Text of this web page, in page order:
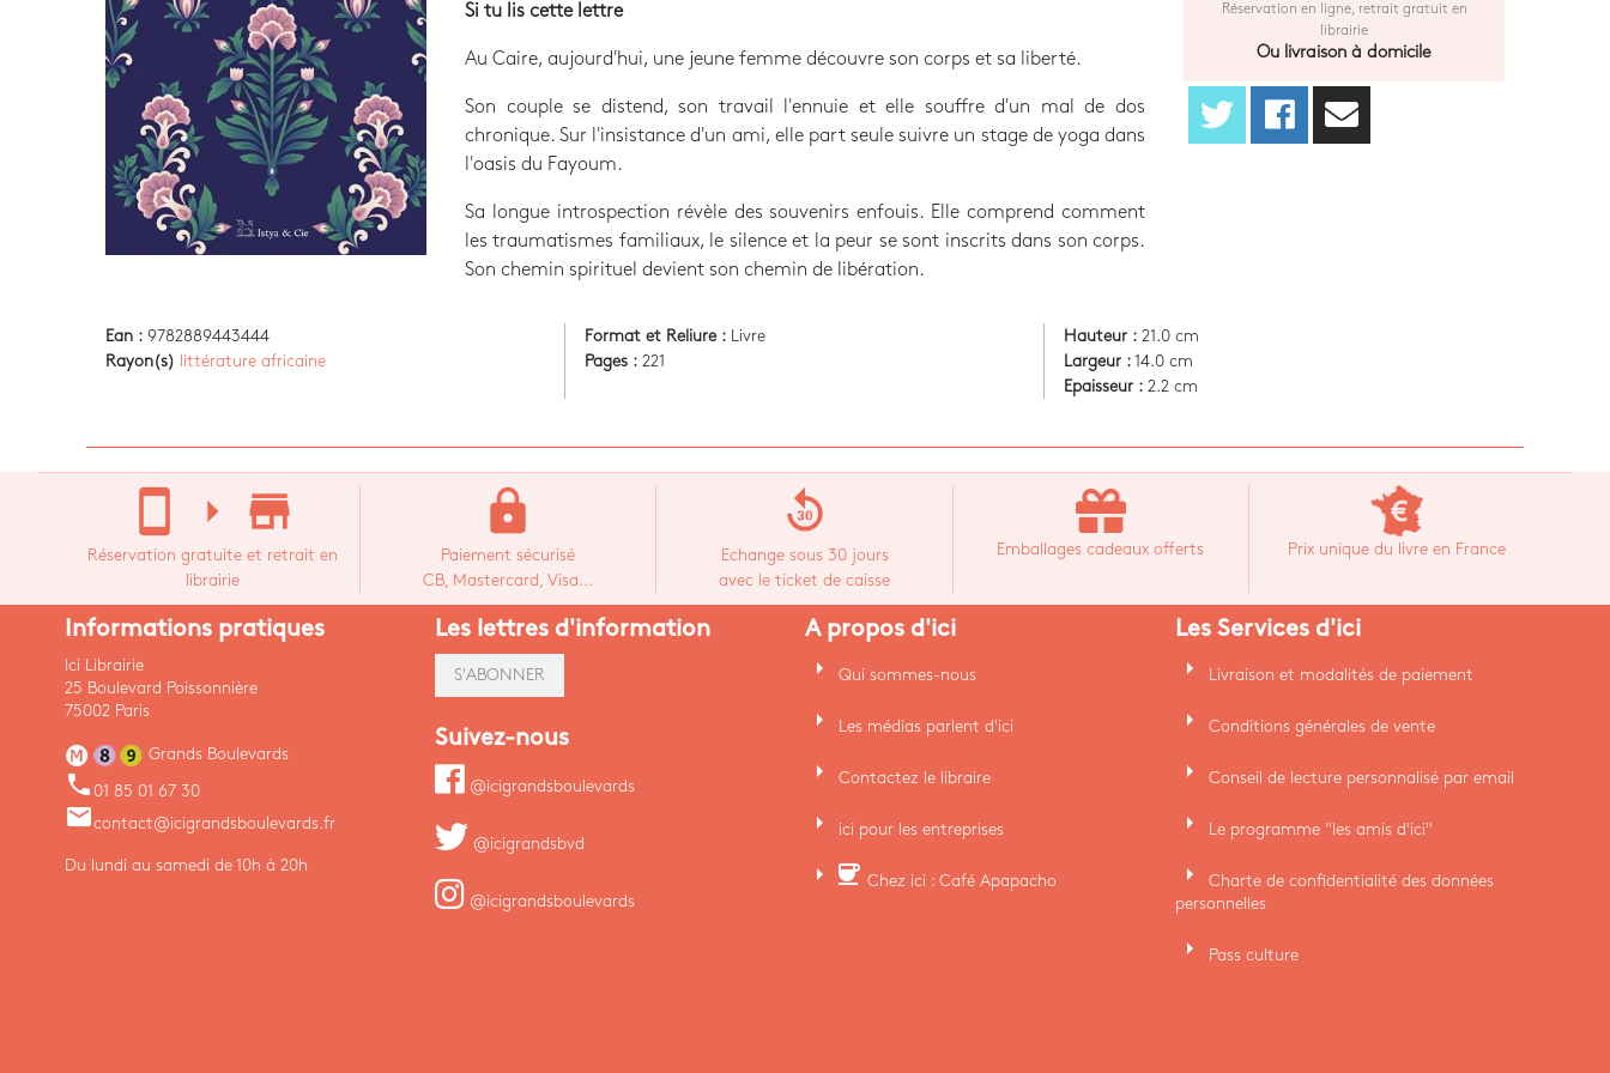
Si tu lis cette lettre
Au Caire, aujourd'hui, une jeune femme découvre son corps et sa liberté.
Son couple se distend, son travail l'ennuie et elle souffre d'un mal de dos
chronique. Sur l'insistance d'un ami, elle part seule suivre un stage de yoga dans
l'oasis du Fayoum.
Sa longue introspection révèle des souvenirs enfouis. Elle comprend comment
les traumatismes familiaux, le silence et la peur se sont inscrits dans son corps.
Son chemin spirituel devient son chemin de libération.
Réservation en ligne, retrait gratuit en
librairie
Ou livraison à domicile
Ean : 9782889443444
Rayon(s)
littérature africaine
Format et Reliure :
Livre
Pages : 221
Hauteur : 21.0 cm
Largeur : 14.0 cm
Epaisseur : 2.2 cm
stay_current_portrait arrow_right store_mall_directory
Réservation gratuite et retrait en
librairie
lock
Paiement sécurisé
CB, Mastercard, Visa...
replay_30
Echange sous 30 jours
avec le ticket de caisse
Emballages cadeaux offerts Prix unique du livre en France
Informations pratiques
Ici Librairie
25 Boulevard Poissonnière
75002 Paris
Grands Boulevards
phone 01 85 01 67 30
emailcontact@icigrandsboulevards.fr
Du lundi au samedi de 10h à 20h
Les lettres d'information
S'ABONNER
Suivez-nous
@icigrandsboulevards
@icigrandsbvd
@icigrandsboulevards
A propos d'ici
arrow_right Qui sommes-nous
arrow_right Les médias parlent d'ici
arrow_right Contactez le libraire
arrow_right ici pour les entreprises
arrow_right coffee Chez ici : Café Apapacho
Les Services d'ici
arrow_right Livraison et modalités de paiement
arrow_right Conditions générales de vente
arrow_right Conseil de lecture personnalisé par email
arrow_right Le programme "les amis d'ici"
arrow_right
Charte de confidentialité des données
personnelles
arrow_right Pass culture